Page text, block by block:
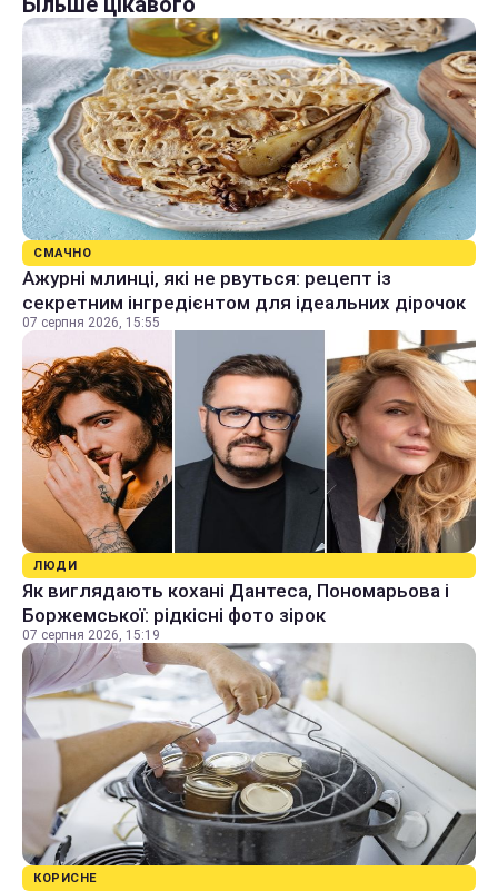
СМАЧНО
Ажурні млинці, які не рвуться: рецепт із
секретним інгредієнтом для ідеальних дірочок
07 серпня 2026, 15:55
ЛЮДИ
Як виглядають кохані Дантеса, Пономарьова і
Боржемської: рідкісні фото зірок
07 серпня 2026, 15:19
КОРИСНЕ